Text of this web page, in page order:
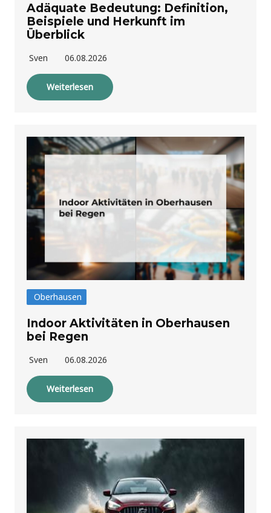
Adäquate Bedeutung: Definition,
Beispiele und Herkunft im
Überblick
Sven 06.08.2026
Weiterlesen
Oberhausen
Indoor Aktivitäten in Oberhausen
bei Regen
Sven 06.08.2026
Weiterlesen